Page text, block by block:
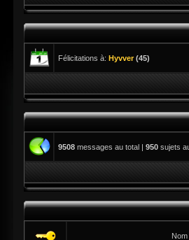
Félicitations à: Hyvver(45)
9508 messages au total | 950 sujets
Nom